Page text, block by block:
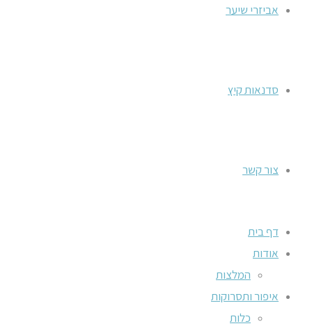
אביזרי שיער
סדנאות קיץ
צור קשר
דף בית
אודות
המלצות
איפור ותסרוקות
כלות